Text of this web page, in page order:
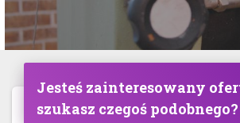
Jesteś zainteresowany
szukasz czegoś podobnego?